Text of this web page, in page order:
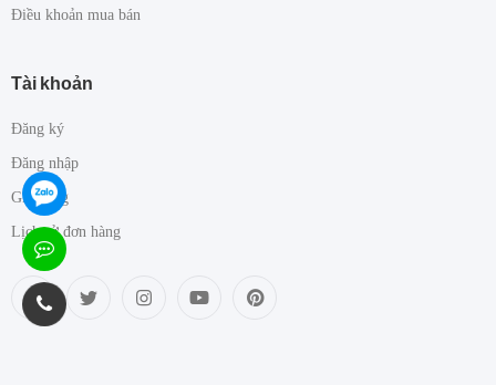
Điều khoản mua bán
Tài khoản
Đăng ký
Đăng nhập
Giỏ hàng
Lịch sử đơn hàng